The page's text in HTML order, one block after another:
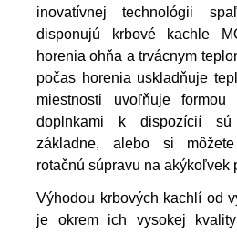
inovatívnej technológii
disponujú krbové kachle
horenia ohňa a trvácnym
počas horenia uskladňuje
miestnosti uvoľňuje formou
doplnkami k dispozícií
základne, alebo si
rotačnú súpravu na akýkoľvek
Výhodou krbových kachlí od
je okrem ich vysokej